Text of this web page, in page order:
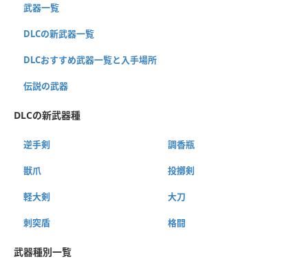
武器一覧
DLCの新武器一覧
DLCおすすめ武器一覧と入手場所
伝説の武器
DLCの新武器種
逆手剣 調香瓶
獣爪 投擲剣
軽大剣 大刀
刺突盾 格闘
武器種別一覧